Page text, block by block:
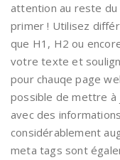
attention au reste
primer ! Utilisez
que H1, H2 ou
votre texte et
pour chauqe page
possible de mettre
avec des
considérablement
meta tags sont